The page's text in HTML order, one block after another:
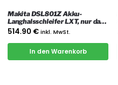
Makita DSL801Z Akku-
Langhalsschleifer LXT, nur das
Gerät
514.90 €inkl. MwSt.
In den Warenkorb